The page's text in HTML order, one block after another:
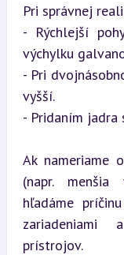
Pri správnej
- Rýchlejší
výchylku
- Pri
vyšší.
- Pridaním jadra
Ak nameriame
(napr.
hľadáme
zariadeniami
prístrojov.